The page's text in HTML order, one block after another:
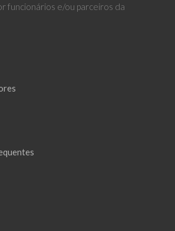
funcionários e/ou parceiros da